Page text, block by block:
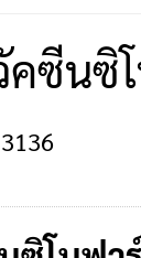
คซีน
3136